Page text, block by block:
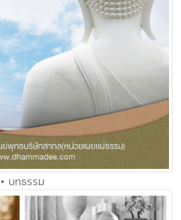
• บทธรรม